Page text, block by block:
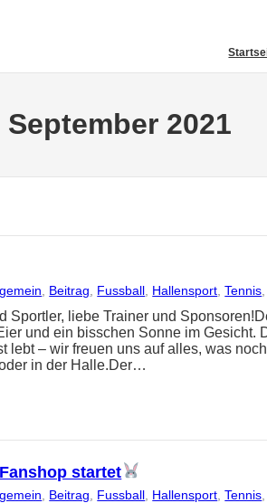
September 2021
Beitrag Fussball Hallensport , Tennis
Sportler, liebe Trainer und
und ein bisschen Sonne im Gesicht.
lebt – wir freuen uns auf alles, was
in der Halle.Der…
startet
Beitrag Fussball Hallensport , Tennis